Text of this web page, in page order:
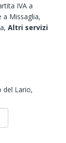
IVA a
a Missaglia,
Altri servizi
del Lario,